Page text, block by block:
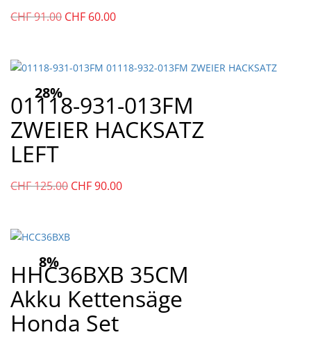
CHF91.00 Ursprünglicher
CHF
CHF 60.00Aktueller
CHF
28%
01118-931-013FM
ZWEIER HACKSATZ
LEFT
CHF125.00 Ursprünglicher
CHF90.00Aktueller
8%
HHC36BXB 35CM
Akku Kettensäge
Honda Set